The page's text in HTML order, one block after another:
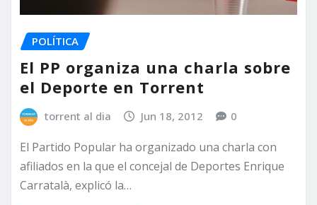
POLÍTICA
El PP organiza una charla sobre
el Deporte en Torrent
torrent al dia Jun 18, 2012 0
El Partido Popular ha organizado una charla con
afiliados en la que el concejal de Deportes Enrique
Carratalà, explicó la…